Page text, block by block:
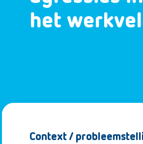
het
Context /